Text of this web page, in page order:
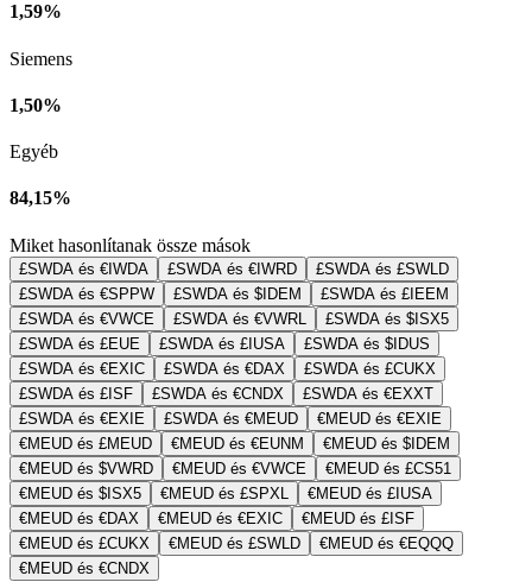
1,59%
Siemens
1,50%
Egyéb
84,15%
Miket hasonlítanak össze mások
£SWDA és €IWDA £SWDA és €IWRD
£SWDA és £SWLD
£SWDA és €SPPW
£SWDA és $IDEM
£SWDA és £IEEM
£SWDA és €VWCE
£SWDA és €VWRL
£SWDA és $ISX5
£SWDA és £EUE
£SWDA és £IUSA
£SWDA és $IDUS
£SWDA és €EXIC
£SWDA és €DAX
£SWDA és £CUKX
£SWDA és £ISF
£SWDA és €CNDX
£SWDA és €EXXT
£SWDA és €EXIE
£SWDA és €MEUD
€MEUD és €EXIE
€MEUD és £MEUD
€MEUD és €EUNM
€MEUD és $IDEM
€MEUD és $VWRD
€MEUD és €VWCE
€MEUD és £CS51
€MEUD és $ISX5
€MEUD és £SPXL
€MEUD és £IUSA
€MEUD és €DAX
€MEUD és €EXIC
€MEUD és £ISF
€MEUD és £CUKX
€MEUD és £SWLD
€MEUD és €EQQQ
€MEUD és €CNDX